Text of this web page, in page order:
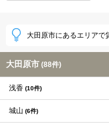
大田原市にあるエリアで
大田原市 (88件)
浅香 (10件)
城山 (6件)